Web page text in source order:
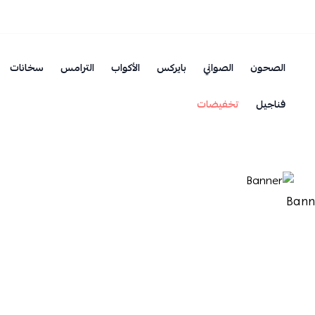
الصحون الصواني بايركس الأكواب الترامس
سخانات
فناجيل
تخفيضات